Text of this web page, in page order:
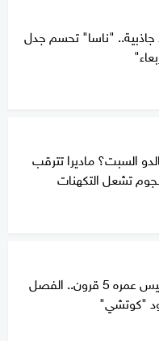
جاذبية.. "ناسا" تحسم جدل
السبت؟ ماديرا تترقب
تشعل التكهنات
رجلان وكنيس عمره 5 قرون.. الفصل
"كوتشي"